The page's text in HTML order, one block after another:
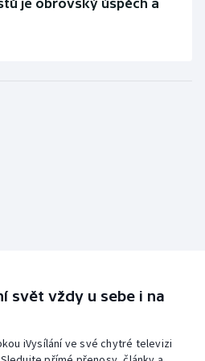
je obrovský úspěch a
svět vždy u sebe i na
iVysílání ve své chytré televizi